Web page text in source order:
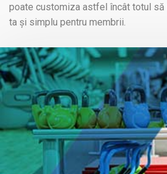
poate customiza astfel încât totul să
ta și simplu pentru membrii.